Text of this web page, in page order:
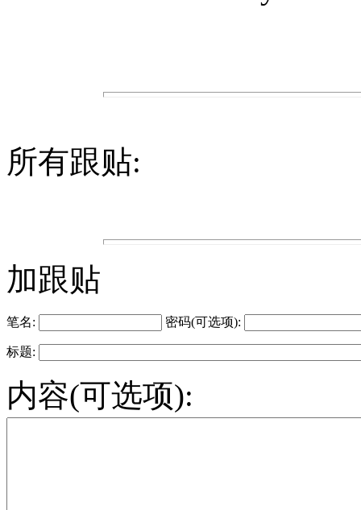
所有跟贴:
加跟贴
笔名: 密码(可选项):
标题:
内容(可选项):